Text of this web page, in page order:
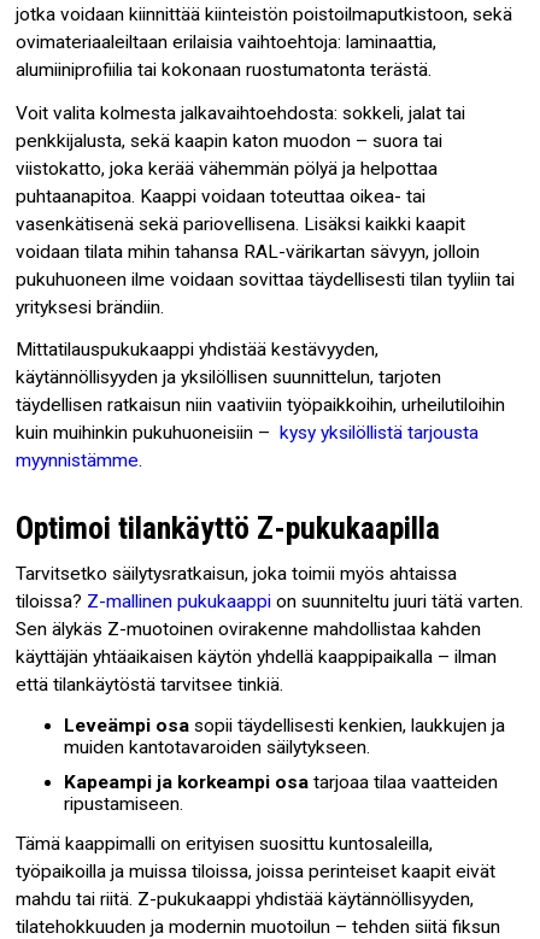
jotka voidaan kiinnittää kiinteistön poistoilmaputkistoon, sekä
ovimateriaaleiltaan erilaisia vaihtoehtoja: laminaattia,
alumiiniprofiilia tai kokonaan ruostumatonta terästä.
Voit valita kolmesta jalkavaihtoehdosta: sokkeli, jalat tai
penkkijalusta, sekä kaapin katon muodon – suora tai
viistokatto, joka kerää vähemmän pölyä ja helpottaa
puhtaanapitoa. Kaappi voidaan toteuttaa oikea- tai
vasenkätisenä sekä pariovellisena. Lisäksi kaikki kaapit
voidaan tilata mihin tahansa RAL-värikartan sävyyn, jolloin
pukuhuoneen ilme voidaan sovittaa täydellisesti tilan tyyliin tai
yrityksesi brändiin.
Mittatilauspukukaappi yhdistää kestävyyden,
käytännöllisyyden ja yksilöllisen suunnittelun, tarjoten
täydellisen ratkaisun niin vaativiin työpaikkoihin, urheilutiloihin
kuin muihinkin pukuhuoneisiin –kysy yksilöllistä tarjousta
myynnistämme.
Optimoi tilankäyttö Z-pukukaapilla
Tarvitsetko säilytysratkaisun, joka toimii myös ahtaissa
tiloissa? Z-mallinen pukukaappi on suunniteltu juuri tätä varten.
Sen älykäs Z-muotoinen ovirakenne mahdollistaa kahden
käyttäjän yhtäaikaisen käytön yhdellä kaappipaikalla – ilman
että tilankäytöstä tarvitsee tinkiä.
Leveämpi osasopii täydellisesti kenkien, laukkujen ja
muiden kantotavaroiden säilytykseen.
Kapeampi ja korkeampi osatarjoaa tilaa vaatteiden
ripustamiseen.
Tämä kaappimalli on erityisen suosittu kuntosaleilla,
työpaikoilla ja muissa tiloissa, joissa perinteiset kaapit eivät
mahdu tai riitä. Z-pukukaappi yhdistää käytännöllisyyden,
tilatehokkuuden ja modernin muotoilun – tehden siitä fiksun